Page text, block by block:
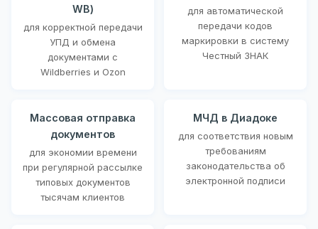
WB)
для корректной передачи
УПД и обмена
документами с
Wildberries и Ozon
для автоматической
передачи кодов
маркировки в систему
Честный ЗНАК
Массовая отправка
документов
для экономии времени
при регулярной рассылке
типовых документов
тысячам клиентов
МЧД в Диадоке
для соответствия новым
требованиям
законодательства об
электронной подписи